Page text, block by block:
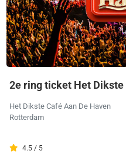
2e ring ticket Het Dikste
Het Dikste Café Aan De Haven
Rotterdam
4.5 / 5